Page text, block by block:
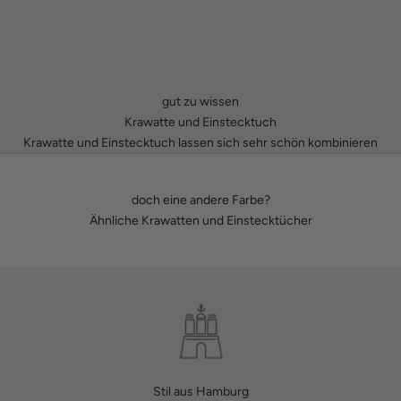
gut zu wissen
Krawatte und Einstecktuch
Krawatte und Einstecktuch lassen sich sehr schön kombinieren
doch eine andere Farbe?
Ähnliche Krawatten und Einstecktücher
Stil aus Hamburg